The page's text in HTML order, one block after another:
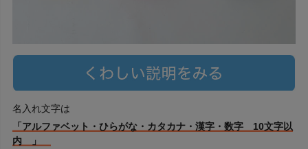
名入れ文字は
「アルファベット・ひらがな・カタカナ・漢字・数字 10文字以
内 」